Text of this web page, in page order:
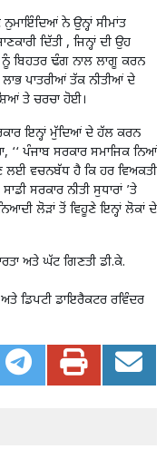
ਨੇ ਉਨ੍ਹਾਂ ਸੀਮਾਂਤ
ਦਿੱਤੀ , ਜਿਨ੍ਹਾਂ ਦੀ ਉਹ
ਬਿਹਤਰ ਢੰਗ ਨਾਲ ਲਾਗੂ ਕਰਨ
ਪਾਤਰੀਆਂ ਤੱਕ ਨੀਤੀਆਂ ਦੇ
ਤੇ ਚਰਚਾ ਹੋਈ।
ਇਨ੍ਹਾਂ ਮੁੱਦਿਆਂ ਦੇ ਹੱਲ ਕਰਨ
ਪੰਜਾਬ ਸਰਕਾਰ ਸਮਾਜਿਕ ਨਿਆਂ
ਲਈ ਵਚਨਬੱਧ ਹੈ ਕਿ ਹਰ ਵਿਅਕਤੀ
ਸਰਕਾਰ ਨੀਤੀ ਸੁਧਾਰਾਂ ’ਤੇ
ਲੋੜਾਂ ਤੋਂ ਵਿਹੂਣੇ ਇਨ੍ਹਾਂ ਲੋਕਾਂ ਦੇ
ਅਤੇ ਘੱਟ ਗਿਣਤੀ ਡੀ.ਕੇ.
ਡਿਪਟੀ ਡਾਇਰੈਕਟਰ ਰਵਿੰਦਰ